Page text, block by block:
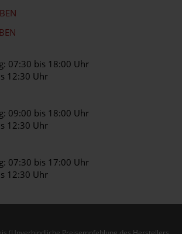
07:30 bis 18:00 Uhr
12:30 Uhr
09:00 bis 18:00 Uhr
12:30 Uhr
07:30 bis 17:00 Uhr
12:30 Uhr